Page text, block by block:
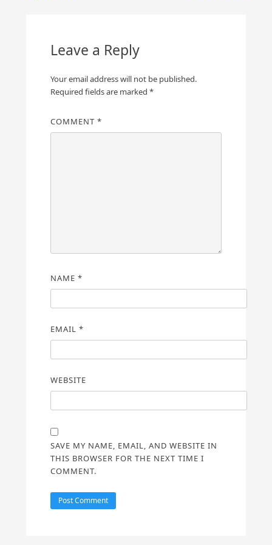
Leave a Reply
Your email address will not be published.
Required fields are marked *
COMMENT *
NAME *
EMAIL *
WEBSITE
SAVE MY NAME, EMAIL, AND WEBSITE IN
THIS BROWSER FOR THE NEXT TIME I
COMMENT.